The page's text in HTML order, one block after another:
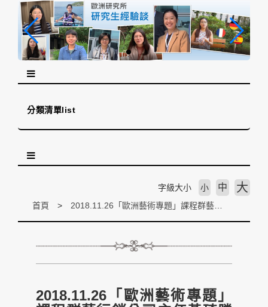
分類清單list
首頁
字級大小 小 中 大
2018.11.26「歐洲藝術專題」